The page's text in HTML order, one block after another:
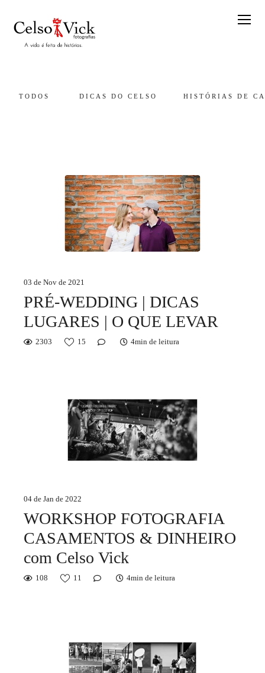
TODOS DICAS DO CELSO HISTÓRIAS DE
03 de Nov de 2021
PRÉ-WEDDING | DICAS
LUGARES | O QUE LEVAR
2303 15 4min de leitura
04 de Jan de 2022
WORKSHOP FOTOGRAFIA
CASAMENTOS & DINHEIRO
com Celso Vick
108 11 4min de leitura